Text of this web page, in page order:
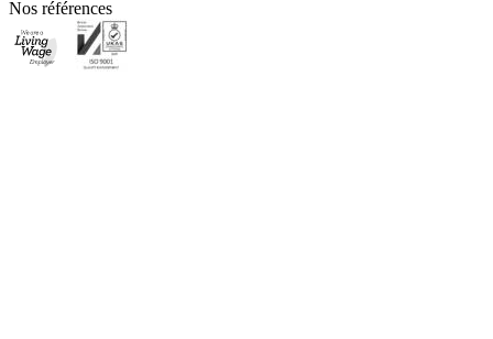
Nos références